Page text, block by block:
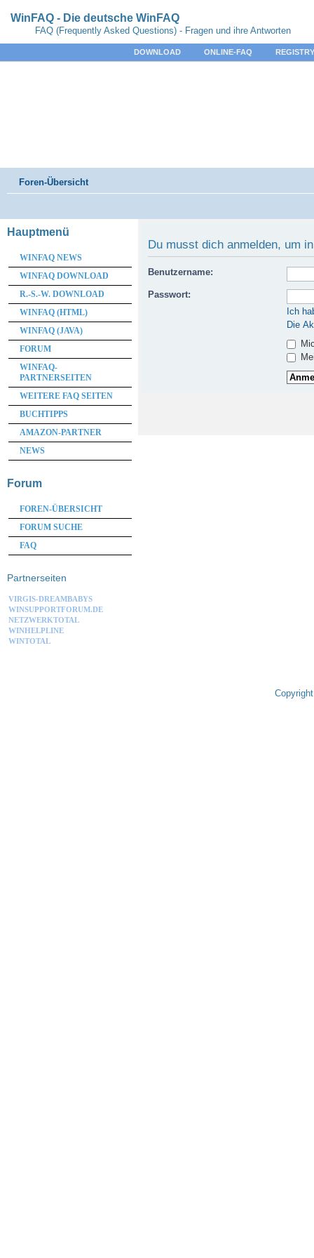
WinFAQ - Die deutsche WinFAQ
FAQ (Frequently Asked Questions) - Fragen und ihre Antworten
DOWNLOAD ONLINE-FAQ
Foren-Übersicht
Du musst dich anmelden, um
Benutzername:
Passwort:
Ich
Die
Hauptmenü
WINFAQ NEWS
WINFAQ DOWNLOAD
R.-S.-W. DOWNLOAD
WINFAQ (HTML)
WINFAQ (JAVA)
FORUM
WINFAQ-
PARTNERSEITEN
WEITERE FAQ SEITEN
BUCHTIPPS
AMAZON-PARTNER
NEWS
Forum
FOREN-ÜBERSICHT
FORUM SUCHE
FAQ
Partnerseiten
VIRGIS-DREAMBABYS
WINSUPPORTFORUM.DE
NETZWERKTOTAL
WINHELPLINE
WINTOTAL